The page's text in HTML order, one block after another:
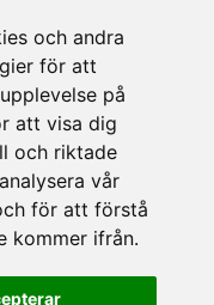
och andra
för att
på
att visa dig
och riktade
vår
för att förstå
kommer ifrån.
Caps Me ▪
Hom ▪ Kilner ▪
Vie ▪ Mason
Kengsington ▪
Style de Vie ▪
för våra